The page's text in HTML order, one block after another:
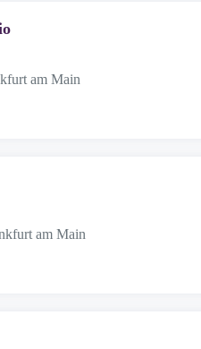
am Main
am Main